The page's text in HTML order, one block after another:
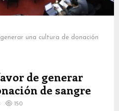
una cultura de donación
de generar
de sangre
150